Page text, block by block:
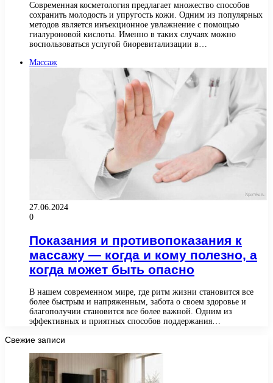
Современная косметология предлагает множество способов
сохранить молодость и упругость кожи. Одним из популярных
методов является инъекционное увлажнение с помощью
гиалуроновой кислоты. Именно в таких случаях можно
воспользоваться услугой биоревитализации в…
Массаж
27.06.2024
0
Показания и противопоказания к
массажу — когда и кому полезно, а
когда может быть опасно
В нашем современном мире, где ритм жизни становится все
более быстрым и напряженным, забота о своем здоровье и
благополучии становится все более важной. Одним из
эффективных и приятных способов поддержания…
Свежие записи